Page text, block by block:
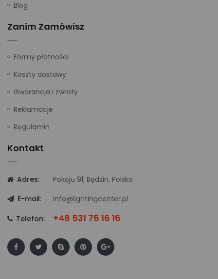
Blog
Zanim Zamówisz
Formy płatności
Koszty dostawy
Gwarancja i zwroty
Reklamacje
Regulamin
Kontakt
Adres:
Pokoju 91, Będzin, Polska
E-mail:
info@lightingcenter.pl
Telefon: +48 531 76 16 16